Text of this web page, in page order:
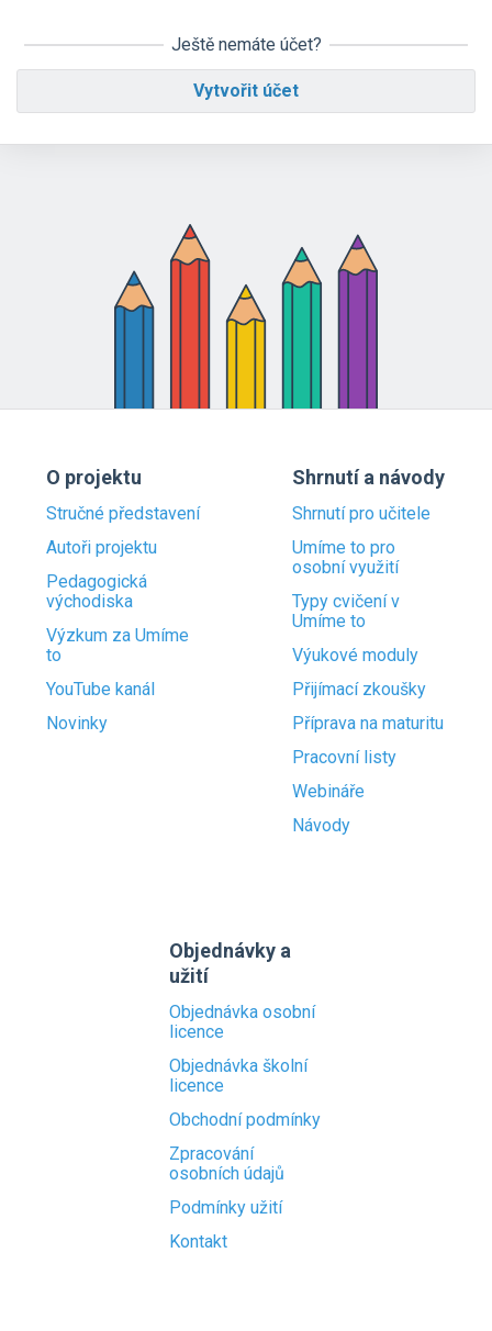
Ještě nemáte účet?
Vytvořit účet
O projektu
Stručné představení
Autoři projektu
Pedagogická
východiska
Výzkum za Umíme
to
YouTube kanál
Novinky
Shrnutí a návody
Shrnutí pro učitele
Umíme to pro
osobní využití
Typy cvičení v
Umíme to
Výukové moduly
Přijímací zkoušky
Příprava na maturitu
Pracovní listy
Webináře
Návody
Objednávky a
užití
Objednávka osobní
licence
Objednávka školní
licence
Obchodní podmínky
Zpracování
osobních údajů
Podmínky užití
Kontakt